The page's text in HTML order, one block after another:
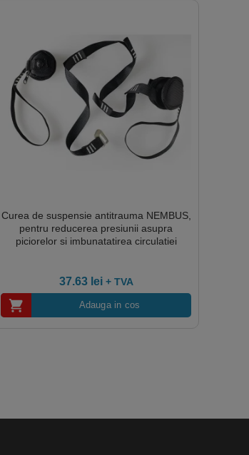
Curea de suspensie antitrauma NEMBUS,
pentru reducerea presiunii asupra
piciorelor si imbunatatirea circulatiei
37.63 lei + TVA
Adauga in cos